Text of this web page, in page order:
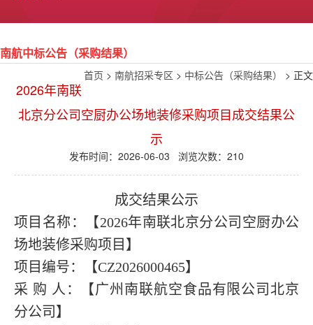
南航中标公告（采购结果）
首页 > 南航招采专区 > 中标公告（采购结果） > 正文
2026年南联
北京分公司空厨办公场地装修采购项目成交结果公
示
发布时间：2026-06-03 浏览次数： 210
成交结果公示
项目名称 ： 【2026年南联北京分公司空厨办公
场地装修采购项目 】
项目编号： 【CZ2026000465】
采 购 人：【广州南联航空食品有限公司北京
分公司】